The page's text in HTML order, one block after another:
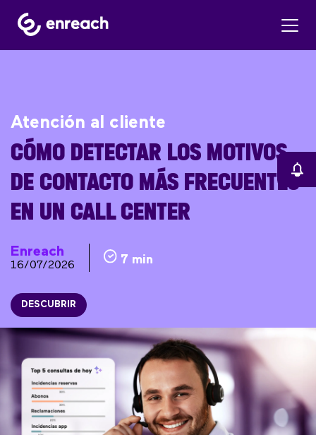
Atención al cliente
CÓMO DETECTAR LOS MOTIVOS
DE CONTACTO MÁS FRECUENTES
EN UN CALL CENTER
Enreach
16/07/2026 7 min
DESCUBRIR